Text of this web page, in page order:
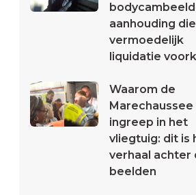
aanhouding die
vermoedelijk
liquidatie
Waarom de
Marechaussee
ingreep in het
vliegtuig: dit is
verhaal achter
beelden